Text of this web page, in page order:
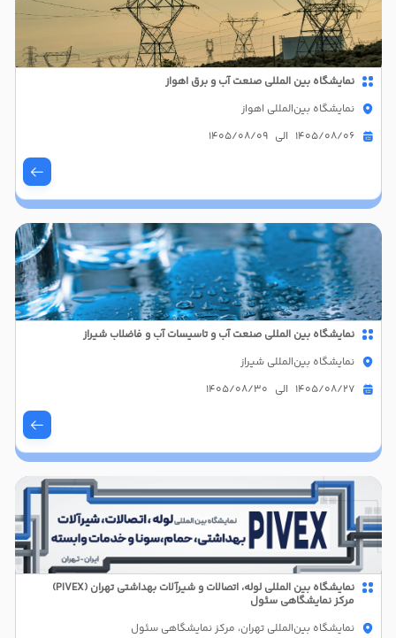
نمایشگاه بین المللی صنعت آب و برق اهواز
نمایشگاه بین‌المللی اهواز
1405/08/06 الی 1405/08/09
نمایشگاه بین المللی صنعت آب و تاسیسات آب و فاضلاب شیراز
نمایشگاه بین‌المللی شیراز
1405/08/27 الی 1405/08/30
نمایشگاه بین المللی لوله، اتصالات و شیرآلات بهداشتی تهران (PIVEX)
مرکز نمایشگاهی سئول
نمایشگاه بین‌المللی تهران، مرکز نمایشگاهی سئول